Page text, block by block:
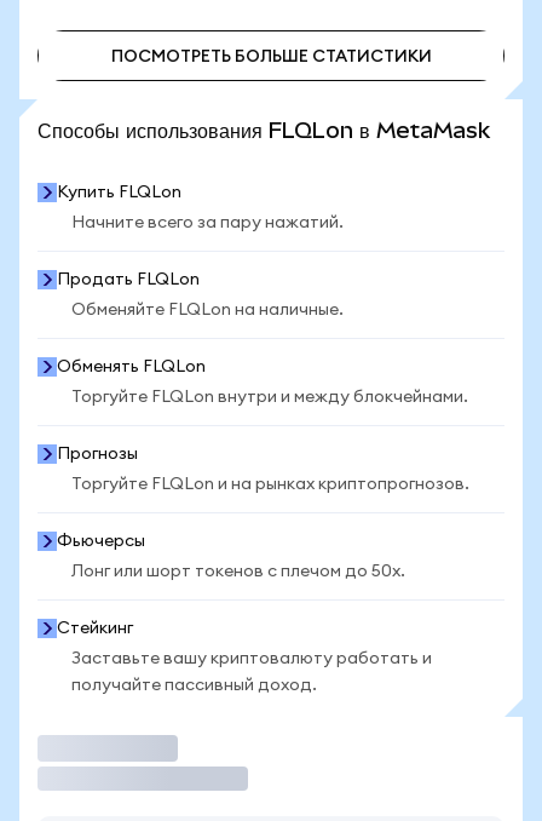
ПОСМОТРЕТЬ БОЛЬШЕ СТАТИСТИКИ
Способы использования FLQLon в MetaMask
Купить FLQLon
Начните всего за пару нажатий.
Продать FLQLon
Обменяйте FLQLon на наличные.
Обменять FLQLon
Торгуйте FLQLon внутри и между блокчейнами.
Прогнозы
Торгуйте FLQLon и на рынках криптопрогнозов.
Фьючерсы
Лонг или шорт токенов с плечом до 50x.
Стейкинг
Заставьте вашу криптовалюту работать и
получайте пассивный доход.